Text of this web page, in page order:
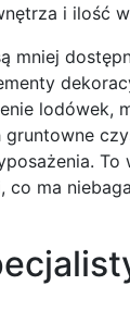
i ilość
mniej
lodówek,
To
co ma